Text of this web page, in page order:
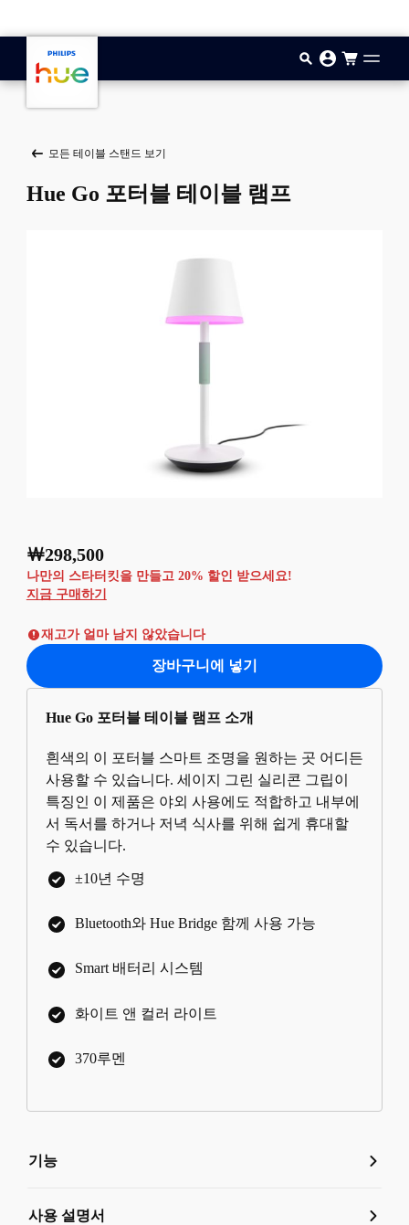
모든 테이블 스탠드 보기
Hue Go 포터블 테이블 램프
현재 가격은 ￦298,500
￦298,500
나만의 스타터킷을 만들고 20% 할인 받으세요!
지금 구매하기
재고가 얼마 남지 않았습니다
장바구니에 넣기
Hue Go 포터블 테이블 램프 소개
흰색의 이 포터블 스마트 조명을 원하는 곳 어디든
사용할 수 있습니다. 세이지 그린 실리콘 그립이
특징인 이 제품은 야외 사용에도 적합하고 내부에
서 독서를 하거나 저녁 식사를 위해 쉽게 휴대할
수 있습니다.
±10년 수명
Bluetooth와 Hue Bridge 함께 사용 가능
Smart 배터리 시스템
화이트 앤 컬러 라이트
370루멘
기능
기능
사용 설명서